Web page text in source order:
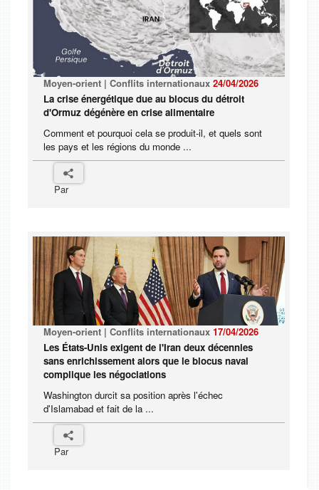
Moyen-orient | Conflits internationaux 24/04/2026
La crise énergétique due au blocus du détroit
d'Ormuz dégénère en crise alimentaire
Comment et pourquoi cela se produit-il, et quels sont
les pays et les régions du monde ...
Par
Moyen-orient | Conflits internationaux 17/04/2026
Les États-Unis exigent de l'Iran deux décennies
sans enrichissement alors que le blocus naval
complique les négociations
Washington durcit sa position après l'échec
d'Islamabad et fait de la ...
Par